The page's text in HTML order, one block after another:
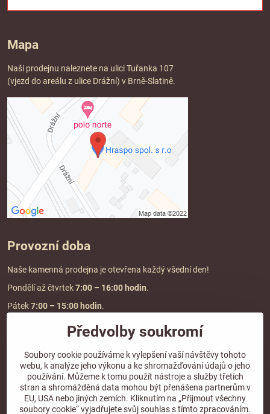
Mapa
Naši prodejnu naleznete na ulici Tuřanka 107
(vjezd do areálu z ulice Drážní) v Brně-Slatině.
Provozní doba
Naše kamenná prodejna je otevřena každý všední den!
Pondělí až čtvrtek7:00 – 16:00 hodin.
Pátek7:00 – 15:00 hodin.
Doprava a platba
DOPRAVA ZDARMA
při objednávce nad2000 Kč vč. DPH.
*Nevztahuje se na paletovou přepravu.
Předvolby soukromí
Soubory cookie používáme k vylepšení vaší návštěvy tohoto
webu, k analýze jeho výkonu a ke shromažďování údajů o jeho
používání. Můžeme k tomu použít nástroje a služby třetích
stran a shromážděná data mohou být přenášena partnerům v
EU, USA nebo jiných zemích. Kliknutím na „Přijmout všechny
soubory cookie“ vyjadřujete svůj souhlas s tímto zpracováním.